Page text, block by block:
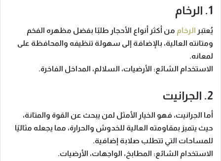
1. الرخام
يُعتبر الرخام من أكثر أنواع الأحجار طلبًا بفضل مظهره الفخم
ومتانته العالية، بالإضافة إلى سهولة تنظيفه والمحافظة على
لمعانه.
الاستخدام الشائع: الأرضيات، السلالم، المداخل الفاخرة.
2. الجرانيت
أما الجرانيت، فهو الخيار الأمثل لمن يبحث عن القوة والمتانة،
حيث يتميز بمقاومته العالية للخدوش والحرارة، مما يجعله مثاليًا
للمساحات التي تتطلب صلابة إضافية.
الاستخدام الشائع: المطابخ، الواجهات، الأرضيات.